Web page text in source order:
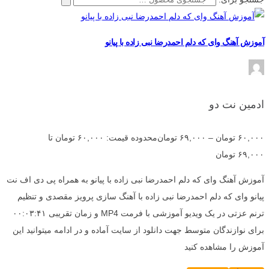
آموزش آهنگ وای که دلم احمدرضا نبی زاده با پیانو
ادمین نت دو
۶۰,۰۰۰ تومان – ۶۹,۰۰۰ تومان
محدوده قیمت: ۶۰,۰۰۰ تومان تا
۶۹,۰۰۰ تومان
آموزش آهنگ وای که دلم احمدرضا نبی زاده با پیانو به همراه پی دی اف نت
پیانو وای که دلم احمدرضا نبی زاده با آهنگ سازی پرویز مقصدی و تنظیم
ترنم عزتی در یک ویدیو آموزشی با فرمت MP4 و زمان تقریبی ۰۰:۰۳:۴۱
برای نوازندگان متوسط جهت دانلود از سایت آماده و در ادامه میتوانید این
آموزش را مشاهده کنید